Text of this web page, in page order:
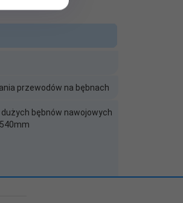
przewodów na bębnach
bębnów nawojowych